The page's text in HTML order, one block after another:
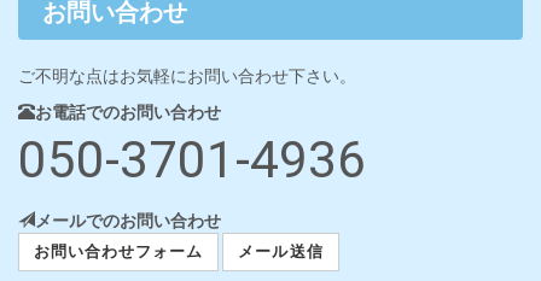
お問い合わせ
ご不明な点はお気軽にお問い合わせ下さい。
お電話でのお問い合わせ
050-3701-4936
メールでのお問い合わせ
お問い合わせフォーム メール送信